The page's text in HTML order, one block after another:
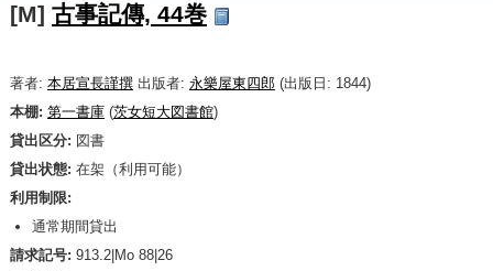
[M] 古事記傳, 44巻
著者: 本居宣長謹撰 出版者: 永樂屋東四郎 (出版日: 1844)
本棚: 第一書庫 (茨女短大図書館)
貸出区分: 図書
貸出状態: 在架（利用可能）
利用制限:
通常期間貸出
請求記号: 913.2|Mo 88|26